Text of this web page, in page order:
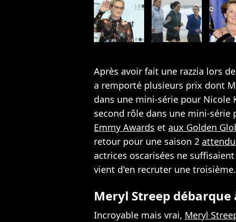
Après avoir fait une razzia lors
a remporté plusieurs prix dont
dans une mini-série pour Nicole
second rôle dans une mini-série
Emmy Awards et aux Golden
retour pour une saison 2
actrices oscarisées ne
vient d'en recruter une troisième.
Meryl Streep
Incroyable mais vrai, Meryl